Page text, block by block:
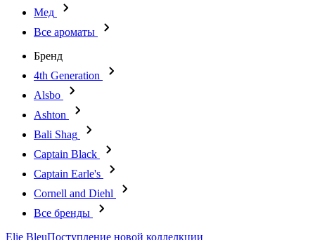
Мед
Все ароматы
Бренд
4th Generation
Alsbo
Ashton
Bali Shag
Captain Black
Captain Earle's
Cornell and Diehl
Все бренды
Elie BleuПоступление новой коллелкции